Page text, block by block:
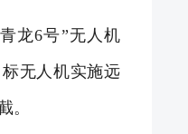
龙6号”无人机
无人机实施远
。